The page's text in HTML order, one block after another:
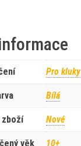
Pro kluky
Bílá
zboží Nové
věk 10+